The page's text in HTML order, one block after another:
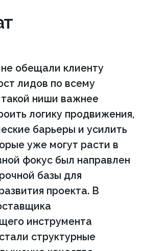
работ
АУДИТ
аудит
работ на 3
вы видели за